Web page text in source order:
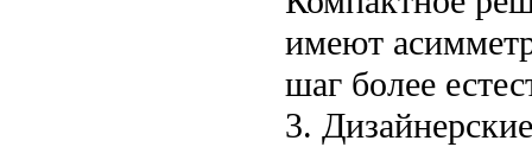
имеют
шаг более
3.